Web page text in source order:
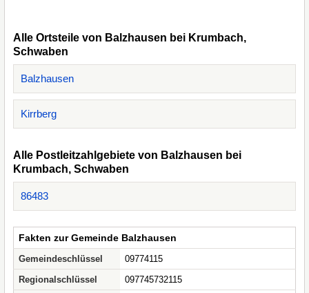
Alle Ortsteile von Balzhausen bei Krumbach,
Schwaben
Balzhausen
Kirrberg
Alle Postleitzahlgebiete von Balzhausen bei
Krumbach, Schwaben
86483
Fakten zur Gemeinde Balzhausen
Gemeindeschlüssel
09774115
Regionalschlüssel
097745732115